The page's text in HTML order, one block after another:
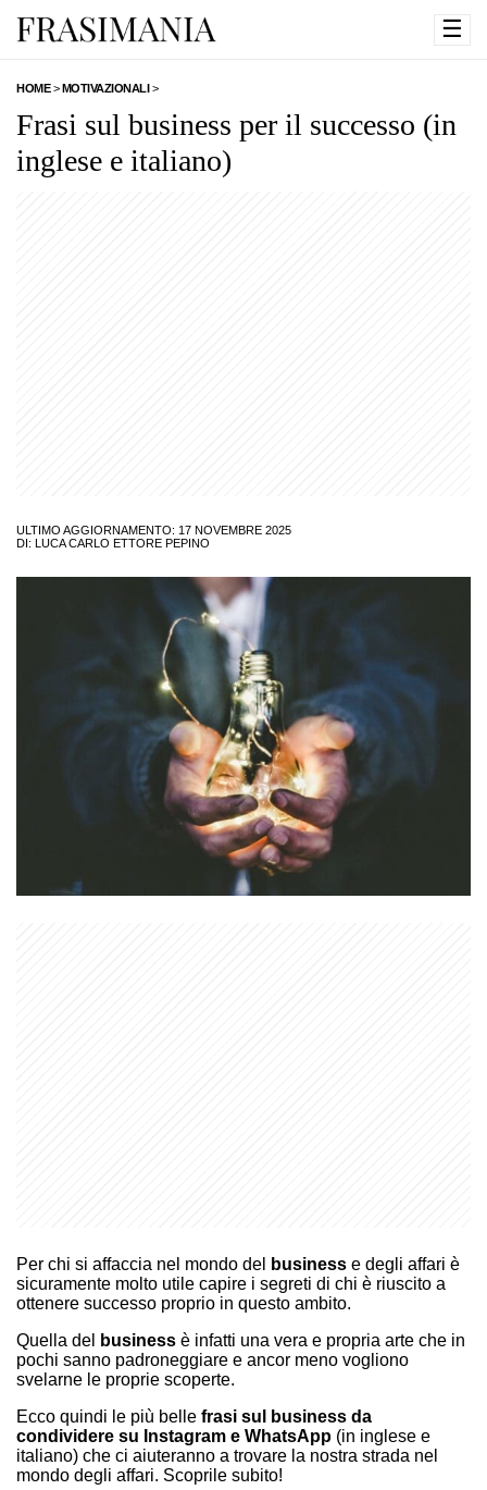
☰
HOME>MOTIVAZIONALI>
Frasi sul business per il successo (in
inglese e italiano)
ULTIMO AGGIORNAMENTO: 17 NOVEMBRE 2025
DI: LUCA CARLO ETTORE PEPINO
Per chi si affaccia nel mondo del business e degli affari è
sicuramente molto utile capire i segreti di chi è riuscito a
ottenere successo proprio in questo ambito.
Quella del
business è infatti una vera e propria arte che in
pochi sanno padroneggiare e ancor meno vogliono
svelarne le proprie scoperte.
Ecco quindi le più belle frasi sul business da
condividere su Instagram e WhatsApp (in inglese e
italiano) che ci aiuteranno a trovare la nostra strada nel
mondo degli affari. Scoprile subito!